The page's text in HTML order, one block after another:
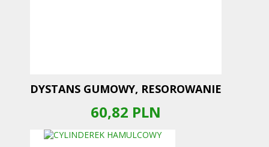
DYSTANS GUMOWY, RESOROWANIE
60,82 PLN